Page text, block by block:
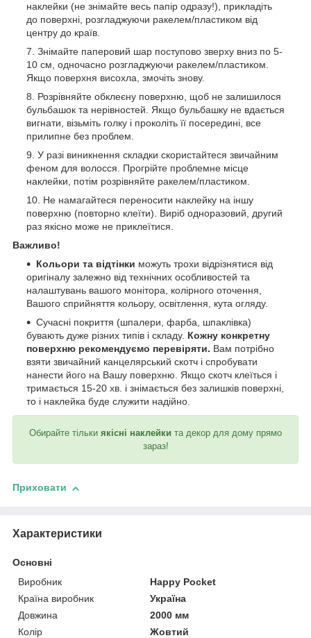
наклейки (не знімайте весь папір одразу!), прикладіть
до поверхні, розгладжуючи ракелем/пластиком від
центру до країв.
Знімайте паперовий шар поступово зверху вниз по 5-
10 см, одночасно розгладжуючи ракелем/пластиком.
Якщо поверхня висохла, змочіть знову.
Розрівняйте обклеєну поверхню, щоб не залишилося
бульбашок та нерівностей. Якщо бульбашку не вдається
вигнати, візьміть голку і проколіть її посередині, все
прилипне без проблем.
У разі виникнення складки скористайтеся звичайним
феном для волосся. Прогрійте проблемне місце
наклейки, потім розрівняйте ракелем/пластиком.
Не намагайтеся переносити наклейку на іншу
поверхню (повторно клеїти). Виріб одноразовий, другий
раз якісно може не приклеїтися.
Важливо!
Кольори та відтінки можуть трохи відрізнятися від
оригіналу залежно від технічних особливостей та
налаштувань вашого монітора, колірного оточення,
Вашого сприйняття кольору, освітлення, кута огляду.
Сучасні покриття (шпалери, фарба, шпаклівка)
бувають дуже різних типів і складу. Кожну конкретну
поверхню рекомендуємо перевіряти. Вам потрібно
взяти звичайний канцелярський скотч і спробувати
нанести його на Вашу поверхню. Якщо скотч клеїться і
тримається 15-20 хв. і знімається без залишків поверхні,
то і наклейка буде служити надійно.
Обирайте тільки якісні наклейки та декор для дому прямо
зараз!
Приховати
Характеристики
Основні
Виробник
Happy Pocket
Країна виробник
Україна
Довжина
2000 мм
Колір
Жовтий